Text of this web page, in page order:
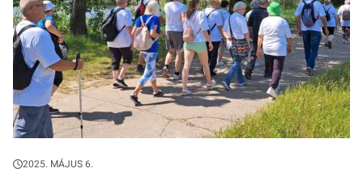
2025. MÁJUS 6.